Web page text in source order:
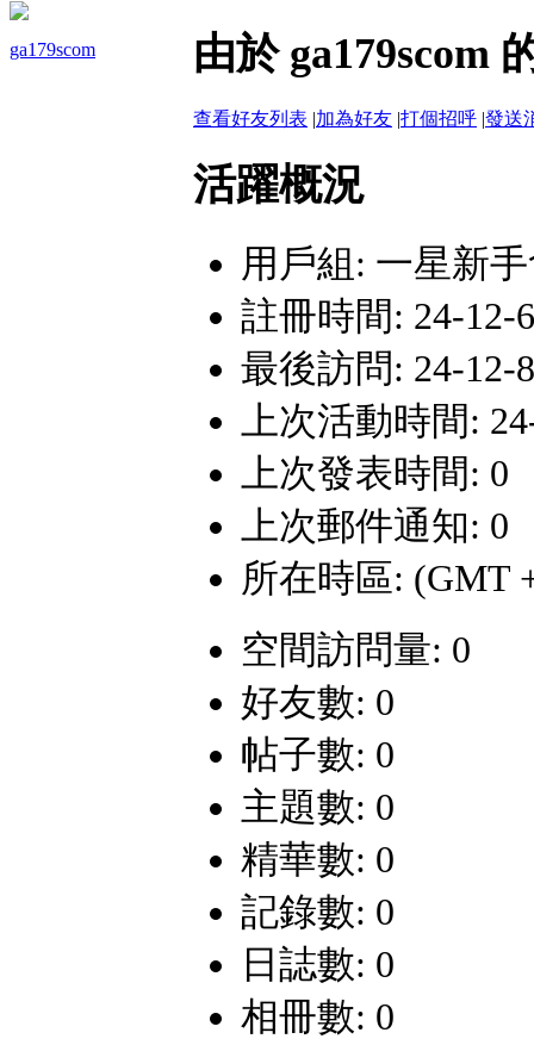
ga179scom 由於 ga179scom
查看好友列表 |加為好友 |打個招呼 |發送
活躍概況
用戶組: 一星新
註冊時間: 24-12-
最後訪問: 24-12-
上次活動時間:
上次發表時間: 0
上次郵件通知: 0
所在時區: (GMT
空間訪問量: 0
好友數: 0
帖子數: 0
主題數: 0
精華數: 0
記錄數: 0
日誌數: 0
相冊數: 0